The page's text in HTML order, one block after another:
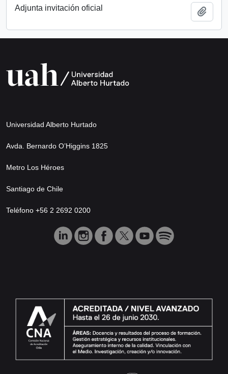
Adjunta invitación oficial
Universidad Alberto Hurtado
Avda. Bernardo O’Higgins 1825
Metro Los Héroes
Santiago de Chile
Teléfono +56 2 2692 0200